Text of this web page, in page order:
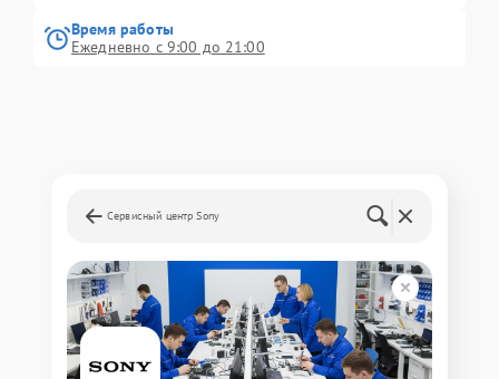
Время работы
Ежедневно с 9:00 до 21:00
Сервисный центр Sony